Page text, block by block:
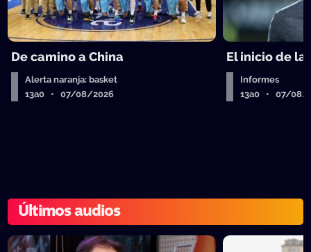
De camino a China
Alerta naranja: basket
13a0 • 07/08/2026
El inicio de la
Informes
13a0 • 07/08/
Últimos audios